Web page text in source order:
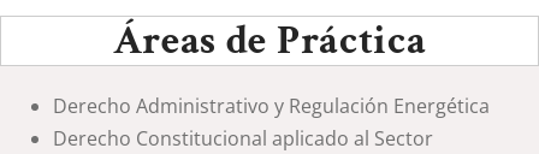
Áreas de Práctica
Derecho Administrativo y Regulación Energética
Derecho Constitucional aplicado al Sector